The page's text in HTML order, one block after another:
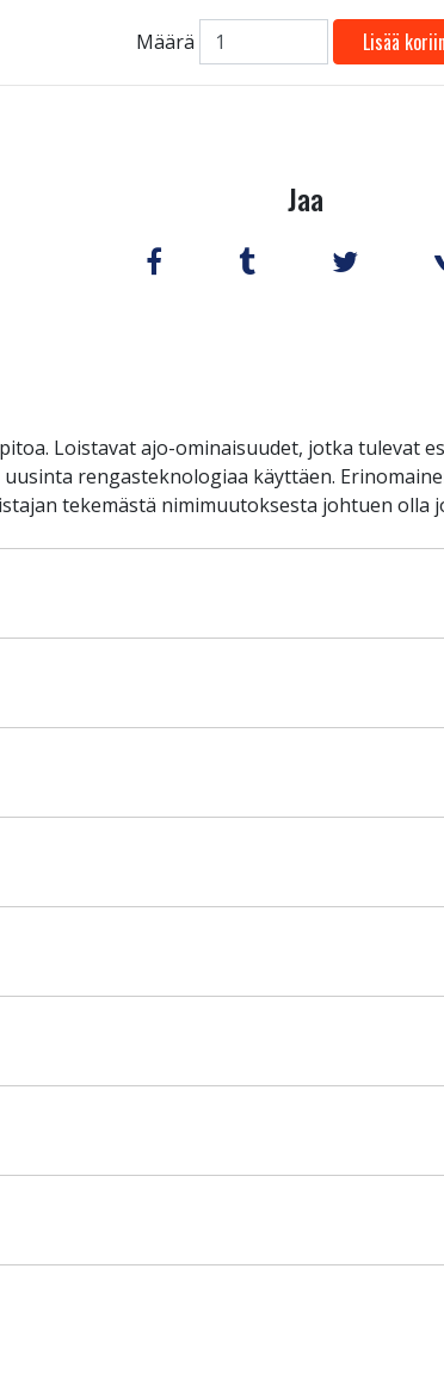
Määrä Lisää koriin
Jaa
Loistavat ajo-ominaisuudet, jotka tulevat
rengasteknologiaa käyttäen.
tekemästä nimimuutoksesta johtuen olla